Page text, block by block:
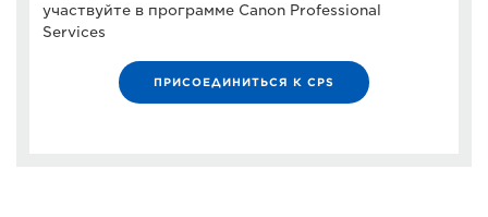
участвуйте в программе Canon Professional
Services
ПРИСОЕДИНИТЬСЯ К CPS